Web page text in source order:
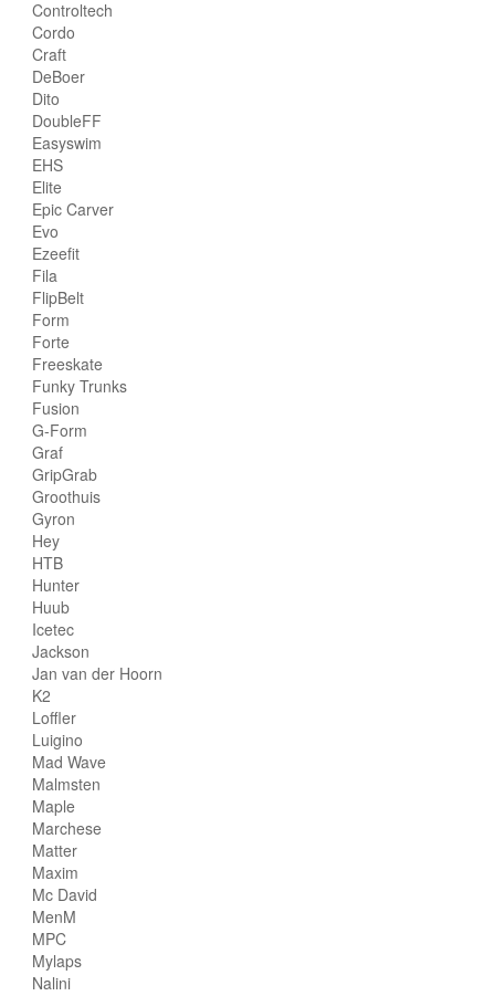
Controltech
Cordo
Craft
DeBoer
Dito
DoubleFF
Easyswim
EHS
Elite
Epic Carver
Evo
Ezeefit
Fila
FlipBelt
Form
Forte
Freeskate
Funky Trunks
Fusion
G-Form
Graf
GripGrab
Groothuis
Gyron
Hey
HTB
Hunter
Huub
Icetec
Jackson
Jan van der Hoorn
K2
Loffler
Luigino
Mad Wave
Malmsten
Maple
Marchese
Matter
Maxim
Mc David
MenM
MPC
Mylaps
Nalini